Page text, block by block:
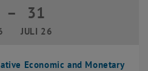
Economic and Monetary
13 Juli 2026 bis 31 Juli 2026
– 31
JULI 26